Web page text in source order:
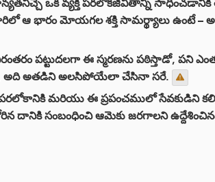
ఆ భారం మోయగల శక్తి సామర్థ్యాలు ఉంటే
పట్టుదలగా ఈ స్మరణను పఠిస్తాడో, పని
అది అతడిని అలసిపోయేలా చేసినా సరే.
మరియు ఈ ప్రపంచములో సేవకుడిని
సంబంధించి ఆమెకు జరగాలని ఉద్దేశించినది